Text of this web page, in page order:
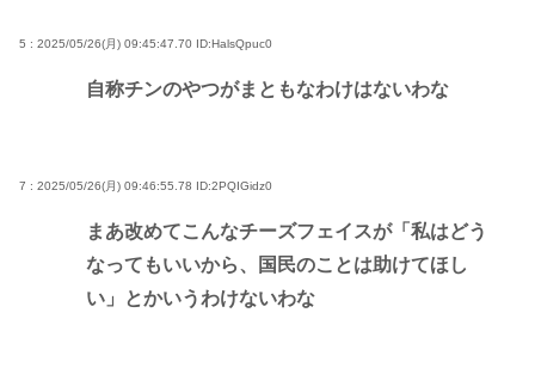
5 : 2025/05/26(月) 09:45:47.70 ID:HalsQpuc0
自称チンのやつがまともなわけはないわな
7 : 2025/05/26(月) 09:46:55.78 ID:2PQIGidz0
まあ改めてこんなチーズフェイスが「私はどう
なってもいいから、国民のことは助けてほし
い」とかいうわけないわな